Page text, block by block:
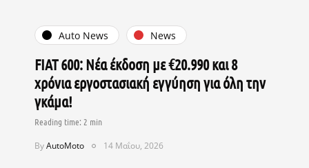
Auto News News
FIAT 600: Νέα έκδοση με €20.990 και 8
χρόνια εργοστασιακή εγγύηση για όλη την
γκάμα!
ByAutoMoto 14 Μαΐου, 2026